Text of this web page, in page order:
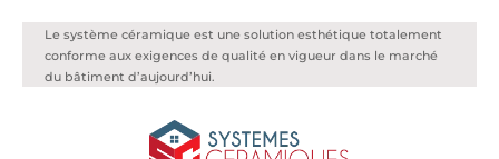
Le système céramique est une solution esthétique totalement
conforme aux exigences de qualité en vigueur dans le marché
du bâtiment d’aujourd’hui.